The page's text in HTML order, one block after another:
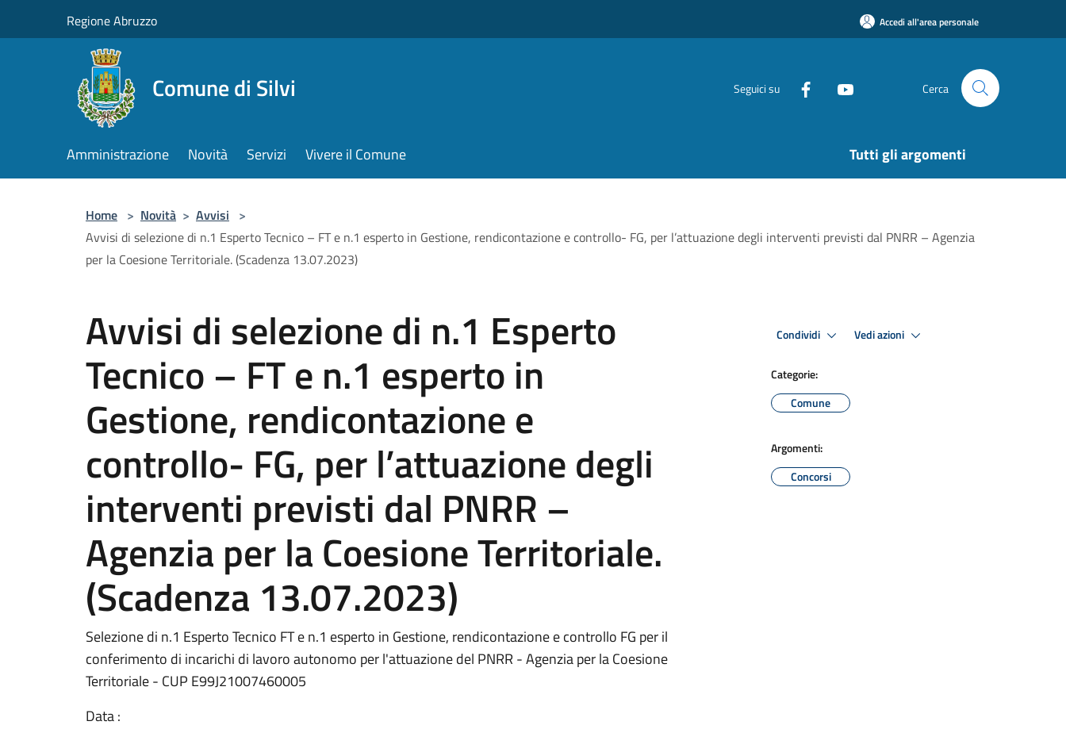
Regione Abruzzo Accedi all'area personale
Comune di Silvi Seguici su Cerca
Amministrazione Novità Servizi Vivere il Comune Tutti gli argomenti
Home > Novità > Avvisi >
Avvisi di selezione di n.1 Esperto Tecnico – FT e n.1 esperto in Gestione, rendicontazione e controllo- FG, per l’attuazione degli interventi previsti dal PNRR – Agenzia
per la Coesione Territoriale. (Scadenza 13.07.2023)
Avvisi di selezione di n.1 Esperto
Tecnico – FT e n.1 esperto in
Gestione, rendicontazione e
controllo- FG, per l’attuazione degli
interventi previsti dal PNRR –
Agenzia per la Coesione Territoriale.
(Scadenza 13.07.2023)
Selezione di n.1 Esperto Tecnico FT e n.1 esperto in Gestione, rendicontazione e controllo FG per il
conferimento di incarichi di lavoro autonomo per l'attuazione del PNRR - Agenzia per la Coesione
Territoriale - CUP E99J21007460005
Data :
Condividi Vedi azioni
Categorie:
Comune
Argomenti:
Concorsi